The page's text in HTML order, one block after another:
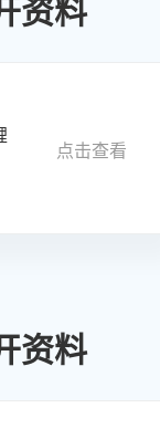
点击查看
资料